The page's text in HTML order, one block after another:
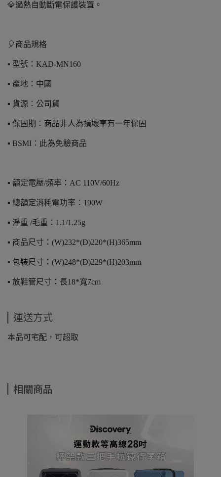
💎過熱自動斷電保護裝置。
🎈商品規格
▪️ 型號：KAD-MN160
▪️ 產地：中國
▪️ 貨源：公司貨
▪️ 保固期：商品非人為損壞享有一年保固
▪️ BSMI：此為免驗商品
▪️ 額定電壓/頻率：AC 110V/60Hz
▪️ 總額定消秏電功率：190W
▪️ 淨重 /毛重：1.1/1.25g
▪️ 商品尺寸：(W)232*(D)220*(H)365mm
▪️ 包裝尺寸：(W)248*(D)229*(H)203mm
▪️ 放鞋管尺寸：長18*寬7cm
運送方式
本品可宅配，可超取
相關商品